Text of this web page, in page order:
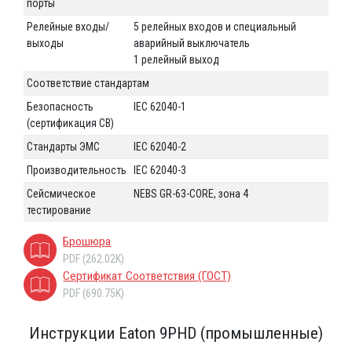
порты
Релейные входы/
выходы
5 релейных входов и специальный
аварийный выключатель
1 релейный выход
Соответствие стандартам
Безопасность
(сертификация CB)
IEC 62040-1
Стандарты ЭМС
IEC 62040-2
Производительность
IEC 62040-3
Сейсмическое
тестирование
NEBS GR-63-CORE, зона 4
Брошюра
PDF (262.02K)
Сертификат Соответствия (ГОСТ)
PDF (690.75K)
Инструкции Eaton 9PHD (промышленные)